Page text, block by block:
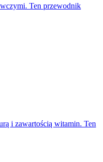
Ten przewodnik
i zawartością witamin. Ten